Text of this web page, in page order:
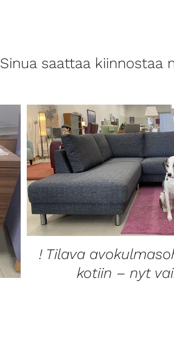
Sinua saattaa kiinnostaa
! Tilava
kotiin – nyt